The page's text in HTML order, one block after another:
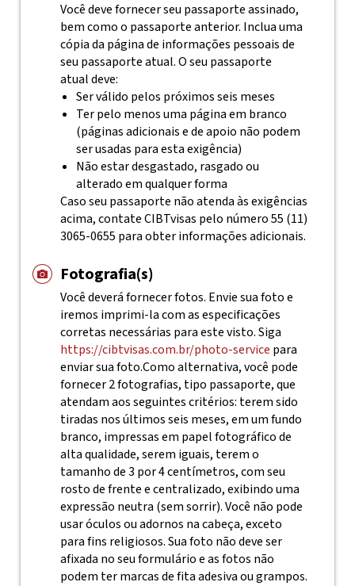
Você deve fornecer seu passaporte assinado,
bem como o passaporte anterior. Inclua uma
cópia da página de informações pessoais de
seu passaporte atual. O seu passaporte
atual deve:
Ser válido pelos próximos seis meses
Ter pelo menos uma página em branco
(páginas adicionais e de apoio não podem
ser usadas para esta exigência)
Não estar desgastado, rasgado ou
alterado em qualquer forma
Caso seu passaporte não atenda às exigências
acima, contateCIBTvisas pelo número 55 (11)
3065-0655 para obter informações adicionais.
Fotografia(s)
Você deverá fornecer fotos. Envie sua foto e
iremos imprimi-la com as especificações
corretas necessárias para este visto. Siga
https://cibtvisas.com.br/photo-service para
enviar sua foto.Como alternativa, você pode
fornecer 2 fotografias, tipo passaporte, que
atendam aos seguintes critérios: terem sido
tiradas nos últimos seis meses, em um fundo
branco, impressas em papel fotográfico de
alta qualidade, serem iguais, terem o
tamanho de 3 por 4 centímetros, com seu
rosto de frente e centralizado, exibindo uma
expressão neutra (sem sorrir). Você não pode
usar óculos ou adornos na cabeça, exceto
para fins religiosos. Sua foto não deve ser
afixada no seu formulário e as fotos não
podem ter marcas de fita adesiva ou grampos.